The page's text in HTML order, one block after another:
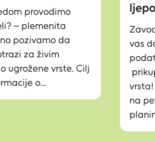
provodimo
– plemenita
pozivamo da
za živim
ugrožene vrste. Cilj
o...
vas
na